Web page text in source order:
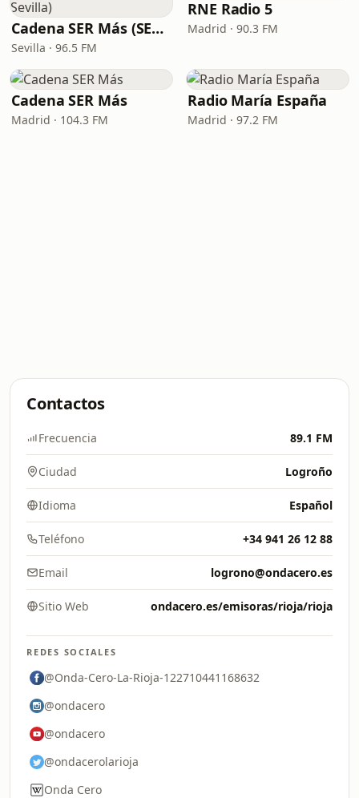
Cadena SER Más (SER+ Sevilla)
Sevilla · 96.5 FM
RNE Radio 5
Madrid · 90.3 FM
Cadena SER Más
Madrid · 104.3 FM
Radio María España
Madrid · 97.2 FM
Contactos
Frecuencia 89.1 FM
Ciudad Logroño
Idioma Español
Teléfono +34 941 26 12 88
Email logrono@ondacero.es
Sitio Web ondacero.es/emisoras/rioja/rioja
REDES SOCIALES
@Onda-Cero-La-Rioja-122710441168632
@ondacero
@ondacero
@ondacerolarioja
Onda Cero